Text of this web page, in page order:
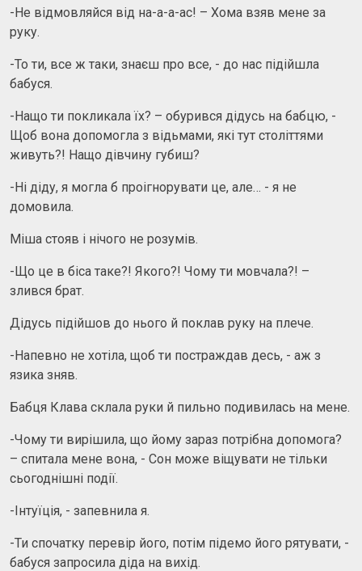
-Не відмовляйся від на-а-а-ас! – Хома взяв мене за
руку.
-То ти, все ж таки, знаєш про все, - до нас підійшла
бабуся.
-Нащо ти покликала їх? – обурився дідусь на бабцю, -
Щоб вона допомогла з відьмами, які тут століттями
живуть?! Нащо дівчину губиш?
-Ні діду, я могла б проігнорувати це, але… - я не
домовила.
Міша стояв і нічого не розумів.
-Що це в біса таке?! Якого?! Чому ти мовчала?! –
злився брат.
Дідусь підійшов до нього й поклав руку на плече.
-Напевно не хотіла, щоб ти постраждав десь, - аж з
язика зняв.
Бабця Клава склала руки й пильно подивилась на мене.
-Чому ти вирішила, що йому зараз потрібна допомога?
– спитала мене вона, - Сон може віщувати не тільки
сьогоднішні події.
-Інтуїція, - запевнила я.
-Ти спочатку перевір його, потім підемо його рятувати, -
бабуся запросила діда на вихід.